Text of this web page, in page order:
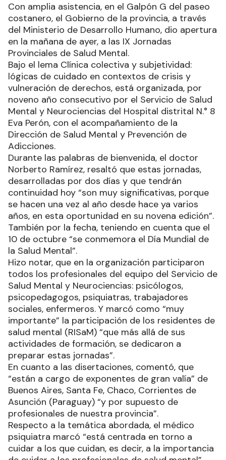
Con amplia asistencia, en el Galpón G del paseo
costanero, el Gobierno de la provincia, a través
del Ministerio de Desarrollo Humano, dio apertura
en la mañana de ayer, a las IX Jornadas
Provinciales de Salud Mental.
Bajo el lema Clínica colectiva y subjetividad:
lógicas de cuidado en contextos de crisis y
vulneración de derechos, está organizada, por
noveno año consecutivo por el Servicio de Salud
Mental y Neurociencias del Hospital distrital N.° 8
Eva Perón, con el acompañamiento de la
Dirección de Salud Mental y Prevención de
Adicciones.
Durante las palabras de bienvenida, el doctor
Norberto Ramírez, resaltó que estas jornadas,
desarrolladas por dos días y que tendrán
continuidad hoy “son muy significativas, porque
se hacen una vez al año desde hace ya varios
años, en esta oportunidad en su novena edición”.
También por la fecha, teniendo en cuenta que el
10 de octubre “se conmemora el Día Mundial de
la Salud Mental”.
Hizo notar, que en la organización participaron
todos los profesionales del equipo del Servicio de
Salud Mental y Neurociencias: psicólogos,
psicopedagogos, psiquiatras, trabajadores
sociales, enfermeros. Y marcó como “muy
importante” la participación de los residentes de
salud mental (RISaM) “que más allá de sus
actividades de formación, se dedicaron a
preparar estas jornadas”.
En cuanto a las disertaciones, comentó, que
“están a cargo de exponentes de gran valía” de
Buenos Aires, Santa Fe, Chaco, Corrientes de
Asunción (Paraguay) “y por supuesto de
profesionales de nuestra provincia”.
Respecto a la temática abordada, el médico
psiquiatra marcó “está centrada en torno a
cuidar a los que cuidan, es decir, a la importancia